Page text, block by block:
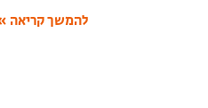
להמשך קריאה